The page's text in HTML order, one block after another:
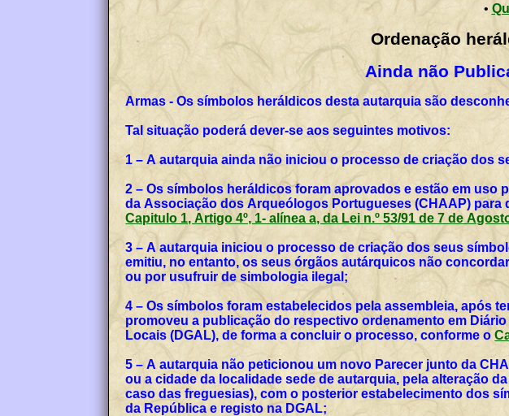
•
Ordenação
Ainda não
Armas - Os símbolos heráldicos desta autarquia são
Tal situação poderá dever-se aos seguintes motivos:
1 – A autarquia ainda não iniciou o processo de criação dos
2 – Os símbolos heráldicos foram aprovados e estão em uso
da Associação dos Arqueólogos Portugueses (CHAAP)
Capitulo 1, Artigo 4º, 1- alínea a, da Lei n.º 53/91 de 7 de
3 – A autarquia iniciou o processo de criação dos seus
emitiu, no entanto, os seus órgãos autárquicos não
ou por usufruir de simbologia ilegal;
4 – Os símbolos foram estabelecidos pela assembleia, após
promoveu a publicação do respectivo ordenamento em
Locais (DGAL), de forma a concluir o processo, conforme o
5 – A autarquia não peticionou um novo Parecer junto da
ou a cidade da localidade sede de autarquia, pela alteração
caso das freguesias), com o posterior estabelecimento dos
da República e registo na DGAL;